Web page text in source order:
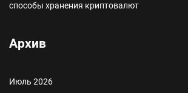
способы хранения криптовалют
Архив
Июль 2026